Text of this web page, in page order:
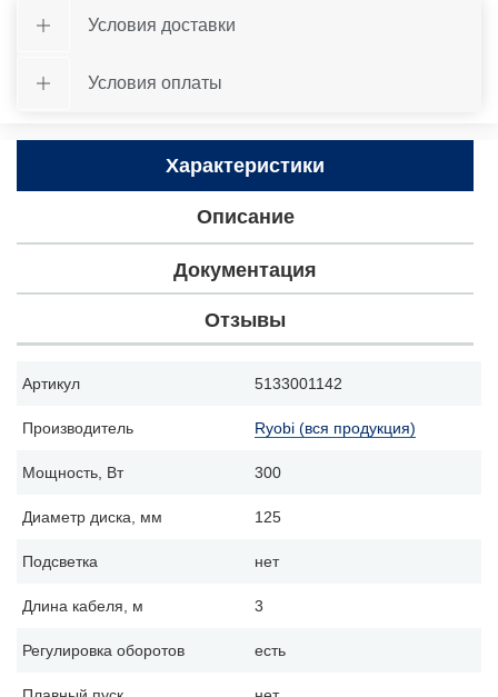
Условия доставки
Условия оплаты
Характеристики
Описание
Документация
Отзывы
Артикул 5133001142
Производитель Ryobi (вся продукция)
Мощность, Вт 300
Диаметр диска, мм 125
Подсветка нет
Длина кабеля, м 3
Регулировка оборотов есть